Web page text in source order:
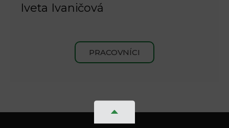
Iveta Ivaničová
PRACOVNÍCI